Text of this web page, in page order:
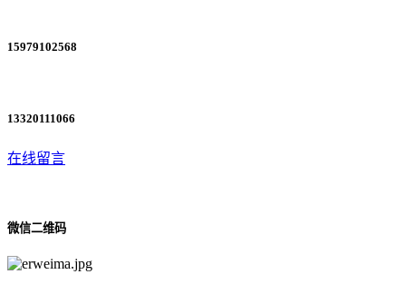
15979102568
13320111066
在线留言
微信二维码